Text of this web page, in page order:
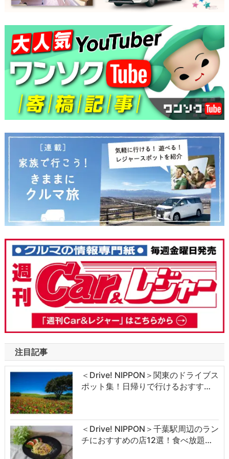
注目記事
＜Drive! NIPPON＞関東のドライブス
ポット集！日帰りで行けるおすす…
＜Drive! NIPPON＞千葉駅周辺のラン
チにおすすめの店12選！食べ放題…